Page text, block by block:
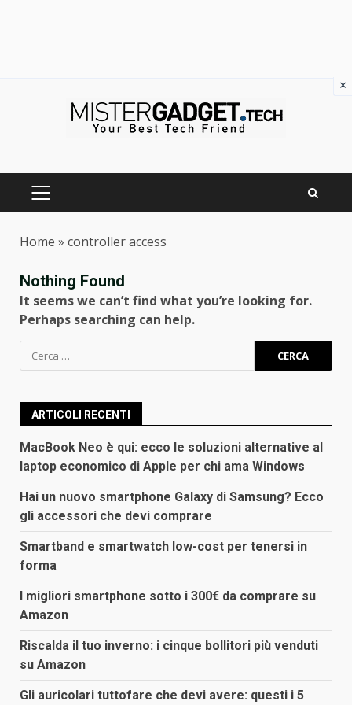
PRIMARY
Home » controller access
Nothing Found
It seems we can’t find what you’re looking for.
Perhaps searching can help.
Ricerca
per:
ARTICOLI RECENTI
MacBook Neo è qui: ecco le soluzioni alternative al
laptop economico di Apple per chi ama Windows
Hai un nuovo smartphone Galaxy di Samsung? Ecco
gli accessori che devi comprare
Smartband e smartwatch low-cost per tenersi in
forma
I migliori smartphone sotto i 300€ da comprare su
Amazon
Riscalda il tuo inverno: i cinque bollitori più venduti
su Amazon
Gli auricolari tuttofare che devi avere: questi i 5
×